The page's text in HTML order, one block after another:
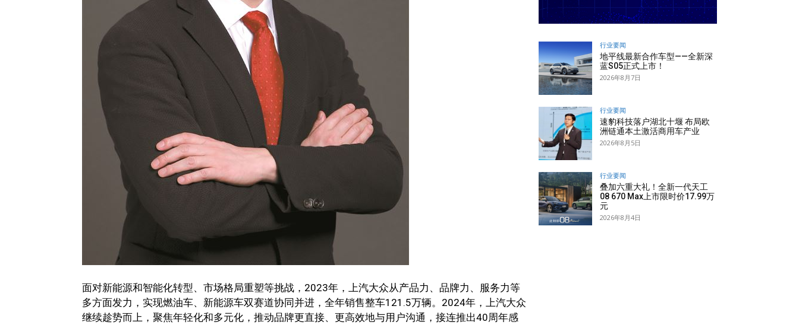
面对新能源和智能化转型、市场格局重塑等挑战，2023年，上汽大众从产品力、品牌力、服务力等
多方面发力，实现燃油车、新能源车双赛道协同并进，全年销售整车121.5万辆。2024年，上汽大众
继续趁势而上，聚焦年轻化和多元化，推动品牌更直接、更高效地与用户沟通，接连推出40周年感
行业要闻
地平线最新合作车型——全新深
蓝S05正式上市！
2026年8月7日
行业要闻
速豹科技落户湖北十堰 布局欧
洲链通本土激活商用车产业
2026年8月5日
行业要闻
叠加六重大礼！全新一代天工
08 670 Max上市限时价17.99万
元
2026年8月4日